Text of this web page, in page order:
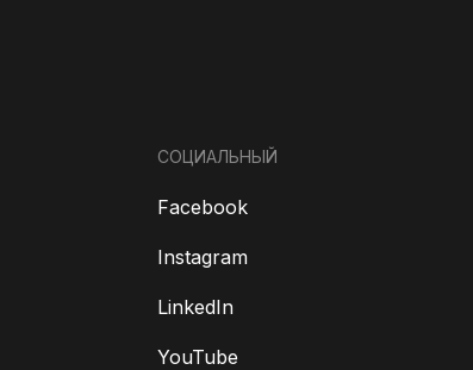
СОЦИАЛЬНЫЙ
Facebook
Instagram
LinkedIn
YouTube